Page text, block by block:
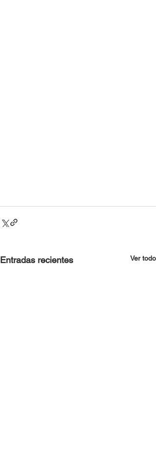
Entradas recientes Ver todo